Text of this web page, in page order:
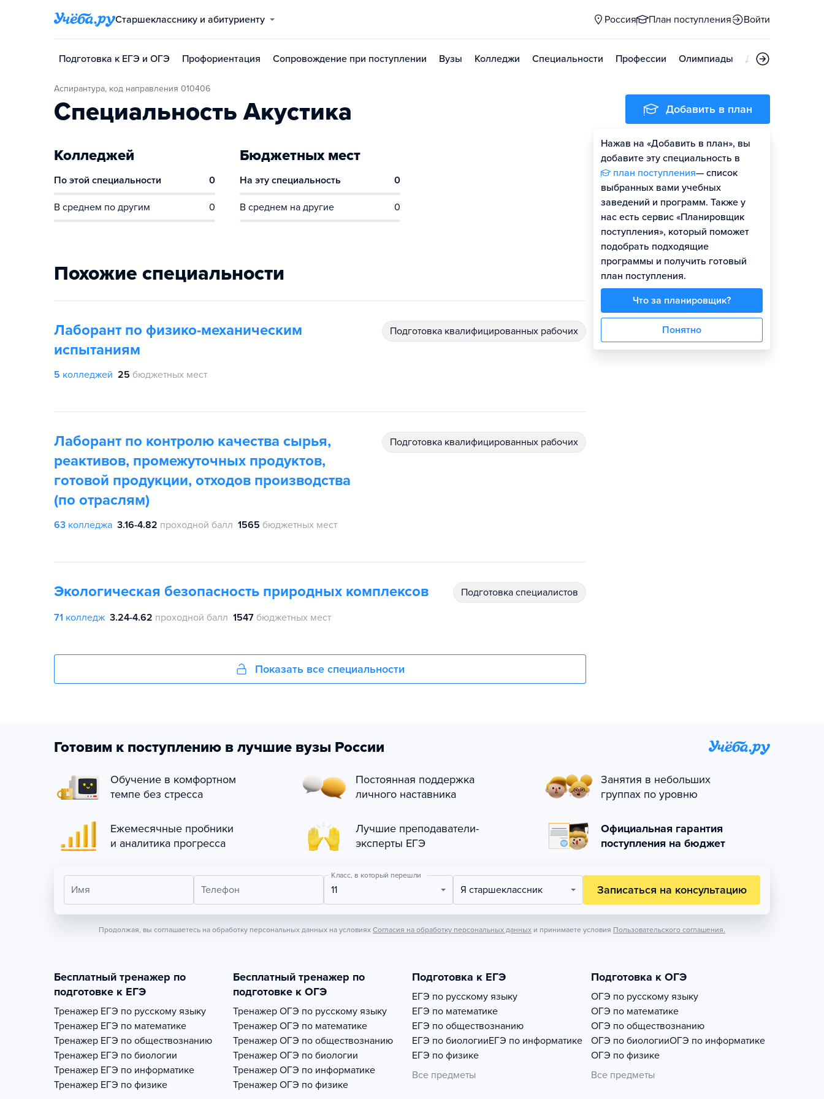
Старшекласснику и абитуриенту Россия План поступления Войти
Подготовка к ЕГЭ и ОГЭ Профориентация Сопровождение при поступлении Вузы Колледжи Специальности Профессии Олимпиады Дни открытых
Аспирантура, код направления 010406
Специальность Акустика
Колледжей
По этой специальности 0
В среднем по другим 0
Бюджетных мест
На эту специальность 0
В среднем на другие 0
Похожие специальности
Лаборант по физико-механическим
испытаниям
подготовка квалифицированных рабочих
5 колледжей 25 бюджетных мест
Лаборант по контролю качества сырья,
реактивов, промежуточных продуктов,
готовой продукции, отходов производства
(по отраслям)
подготовка квалифицированных рабочих
63 колледжа 3.16-4.82 проходной балл 1565 бюджетных мест
Экологическая безопасность природных комплексов подготовка специалистов
71 колледж 3.24-4.62 проходной балл 1547 бюджетных мест
Показать все специальности
Добавить в план
Нажав на «Добавить в план», вы
добавите эту специальность в
план поступления— список
выбранных вами учебных
заведений и программ. Также у
нас есть сервис «Планировщик
поступления», который поможет
подобрать подходящие
программы и получить готовый
план поступления.
Что за планировщик?
Понятно
Готовим к поступлению в лучшие вузы России
Обучение в комфортном
темпе без стресса
Постоянная поддержка
личного наставника
Занятия в небольших
группах по уровню
Ежемесячные пробники
и аналитика прогресса
Лучшие преподаватели-
эксперты ЕГЭ
Официальная гарантия
поступления на бюджет
Имя Телефон
Класс, в который перешли
11 Я старшеклассник Записаться на консультацию
Продолжая, вы соглашаетесь на обработку персональных данных на условиях Согласия на обработку персональных данных и принимаете условия Пользовательского соглашения.
Бесплатный тренажер по
подготовке к ЕГЭ
Тренажер ЕГЭ по русскому языку
Тренажер ЕГЭ по математике
Тренажер ЕГЭ по обществознанию
Тренажер ЕГЭ по биологии
Тренажер ЕГЭ по информатике
Тренажер ЕГЭ по физике
Бесплатный тренажер по
подготовке к ОГЭ
Тренажер ОГЭ по русскому языку
Тренажер ОГЭ по математике
Тренажер ОГЭ по обществознанию
Тренажер ОГЭ по биологии
Тренажер ОГЭ по информатике
Тренажер ОГЭ по физике
Подготовка к ЕГЭ
ЕГЭ по русскому языку
ЕГЭ по математике
ЕГЭ по обществознанию
ЕГЭ по биологииЕГЭ по информатике
ЕГЭ по физике
Все предметы
Подготовка к ОГЭ
ОГЭ по русскому языку
ОГЭ по математике
ОГЭ по обществознанию
ОГЭ по биологииОГЭ по информатике
ОГЭ по физике
Все предметы